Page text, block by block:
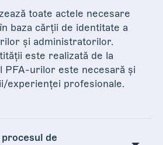
toate actele necesare
baza cărții de identitate a
și administratorilor.
este realizată de la
PFA-urilor este necesară și
experienței profesionale.
de